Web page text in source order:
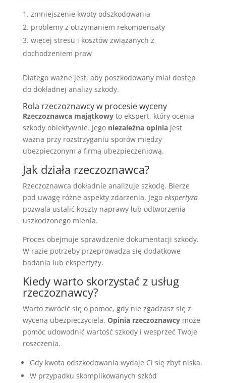
zmniejszenie kwoty odszkodowania
problemy z otrzymaniem rekompensaty
więcej stresu i kosztów związanych z
dochodzeniem praw
Dlatego ważne jest, aby poszkodowany miał dostęp
do dokładnej analizy szkody.
Rola rzeczoznawcy w procesie wyceny
Rzeczoznawca majątkowyto ekspert, który ocenia
szkody obiektywnie. Jego niezależna opiniajest
ważna przy rozstrzyganiu sporów między
ubezpieczonym a firmą ubezpieczeniową.
Jak działa rzeczoznawca?
Rzeczoznawca dokładnie analizuje szkodę. Bierze
pod uwagę różne aspekty zdarzenia. Jego ekspertyza
pozwala ustalić koszty naprawy lub odtworzenia
uszkodzonego mienia.
Proces obejmuje sprawdzenie dokumentacji szkody.
W razie potrzeby przeprowadza się dodatkowe
badania lub ekspertyzy.
Kiedy warto skorzystać z usług
rzeczoznawcy?
Warto zwrócić się o pomoc, gdy nie zgadzasz się z
wyceną ubezpieczyciela. Opinia rzeczoznawcymoże
pomóc udowodnić wartość szkody i wesprzeć Twoje
roszczenia.
Gdy kwota odszkodowania wydaje Ci się zbyt niska.
W przypadku skomplikowanych szkód